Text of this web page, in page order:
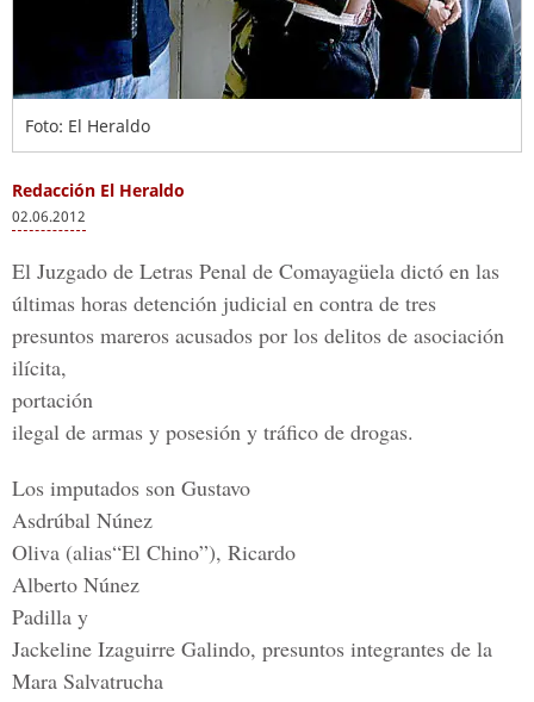
Foto: El Heraldo
Redacción El Heraldo
02.06.2012
El Juzgado de Letras Penal de Comayagüela dictó en las
últimas horas detención judicial en contra de tres
presuntos mareros acusados por los delitos de asociación
ilícita,
portación
ilegal de armas y posesión y tráfico de drogas.
Los imputados son Gustavo
Asdrúbal Núnez
Oliva (alias“El Chino”), Ricardo
Alberto Núnez
Padilla y
Jackeline Izaguirre Galindo, presuntos integrantes de la
Mara Salvatrucha